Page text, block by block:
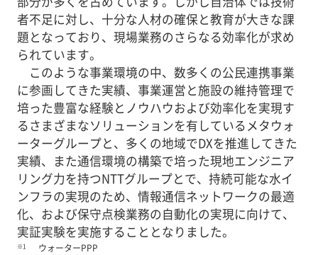
者不足に対し、十分な人材の確保と教育が大きな課
題となっており、現場業務のさらなる効率化が求め
られています。
このような事業環境の中、数多くの公民連携事業
に参画してきた実績、事業運営と施設の維持管理で
培った豊富な経験とノウハウおよび効率化を実現す
るさまざまなソリューションを有しているメタウォ
ーターグループと、多くの地域でDXを推進してきた
実績、また通信環境の構築で培った現地エンジニア
リング力を持つNTTグループとで、持続可能な水イ
ンフラの実現のため、情報通信ネットワークの最適
化、および保守点検業務の自動化の実現に向けて、
実証実験を実施することとなりました。
※1
ウォーターPPP